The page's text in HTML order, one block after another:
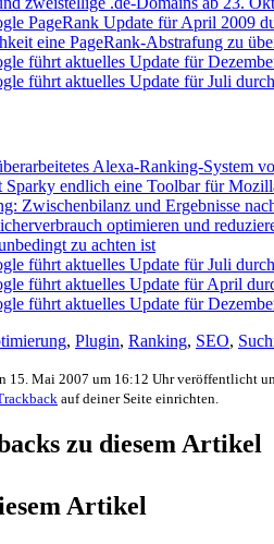
PageRank Update für April 2009
eine PageRank-Abstrafung zu
führt aktuelles Update für
führt aktuelles Update für Juli durch
Alexa-Ranking-System
endlich eine Toolbar für
Zwischenbilanz und Ergebnisse
optimieren und
zu achten ist
führt aktuelles Update für Juli durch
führt aktuelles Update für April
führt aktuelles Update für
, Plugin, Ranking, SEO,
15. Mai 2007 um 16:12 Uhr veröffentlicht
auf deiner Seite einrichten.
zu diesem Artikel
Artikel